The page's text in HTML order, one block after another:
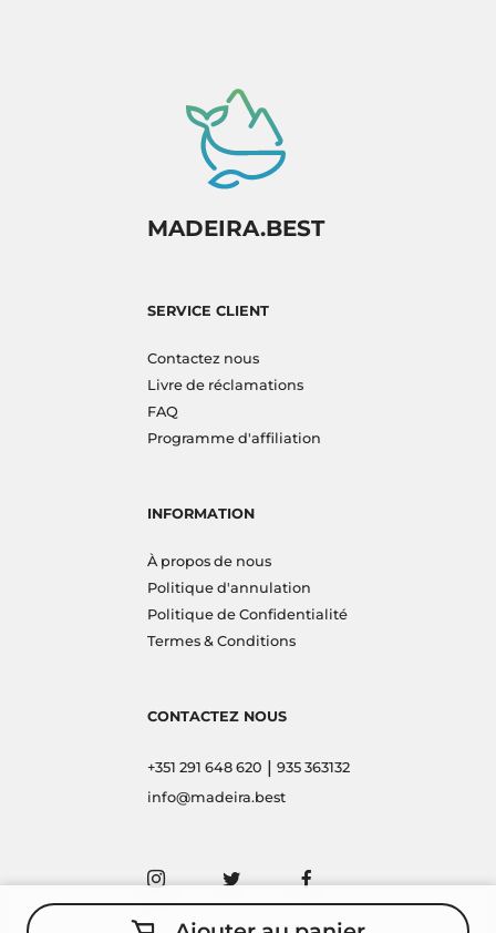
MADEIRA.BEST
SERVICE CLIENT
Contactez nous
Livre de réclamations
FAQ
Programme d'affiliation
INFORMATION
À propos de nous
Politique d'annulation
Politique de Confidentialité
Termes & Conditions
CONTACTEZ NOUS
+351 291 648 620 | 935 363132
info@madeira.best